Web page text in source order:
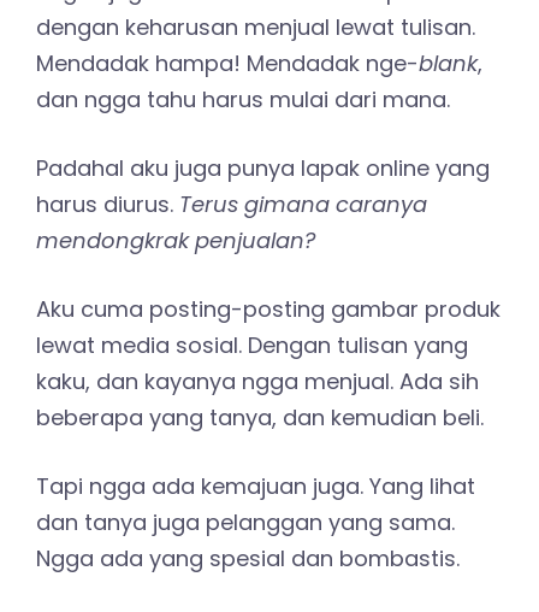
dengan keharusan menjual lewat tulisan.
Mendadak hampa! Mendadak nge-blank,
dan ngga tahu harus mulai dari mana.
Padahal aku juga punya lapak online yang
harus diurus. Terus gimana caranya
mendongkrak penjualan?
Aku cuma posting-posting gambar produk
lewat media sosial. Dengan tulisan yang
kaku, dan kayanya ngga menjual. Ada sih
beberapa yang tanya, dan kemudian beli.
Tapi ngga ada kemajuan juga. Yang lihat
dan tanya juga pelanggan yang sama.
Ngga ada yang spesial dan bombastis.